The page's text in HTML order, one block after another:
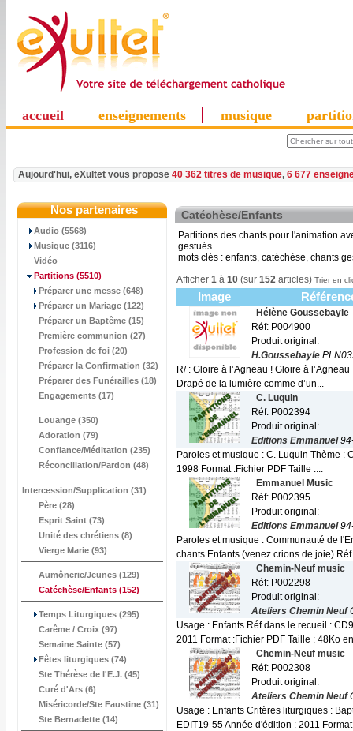
accueil enseignements musique
Aujourd'hui, eXultet vous propose 40 362 titres de musique, 6 677
Nos partenaires
Audio (5568)
Musique (3116)
Vidéo
Partitions (5510)
Préparer une messe (648)
Préparer un Mariage (122)
Préparer un Baptême (15)
Première communion (27)
Profession de foi (20)
Préparer la Confirmation (32)
Préparer des Funérailles (18)
Engagements (17)
Louange (350)
Adoration (79)
Confiance/Méditation (235)
Réconciliation/Pardon (48)
Intercession/Supplication (31)
Père (28)
Esprit Saint (73)
Unité des chrétiens (8)
Vierge Marie (93)
Aumônerie/Jeunes (129)
Catéchèse/Enfants (152)
Temps Liturgiques (295)
Carême / Croix (97)
Semaine Sainte (57)
Fêtes liturgiques (74)
Ste Thérèse de l'E.J. (45)
Curé d'Ars (6)
Miséricorde/Ste Faustine (31)
Ste Bernadette (14)
Catéchèse/Enfants
Partitions des chants pour l'animation
gestués
mots clés : enfants, catéchèse, chants
Afficher 1 à 10 (sur 152 articles) Trier en
Image
Hélène Goussebayle
Réf: P004900
Produit original:
H.Goussebayle
R/ : Gloire à l’Agneau ! Gloire à
Drapé de la lumière comme d’un...
C. Luquin
Réf: P002394
Produit original:
Editions Emmanuel
Paroles et musique : C. Luquin Thème :
1998 Format :Fichier PDF Taille :...
Emmanuel Music
Réf: P002395
Produit original:
Editions Emmanuel
Paroles et musique : Communauté de
chants Enfants (venez crions de joie)
Chemin-Neuf music
Réf: P002298
Produit original:
Ateliers Chemin Neuf
Usage : Enfants Réf dans le recueil :
2011 Format :Fichier PDF Taille : 48Ko
Chemin-Neuf music
Réf: P002308
Produit original:
Ateliers Chemin Neuf
Usage : Enfants Critères liturgiques :
EDIT19-55 Année d'édition : 2011